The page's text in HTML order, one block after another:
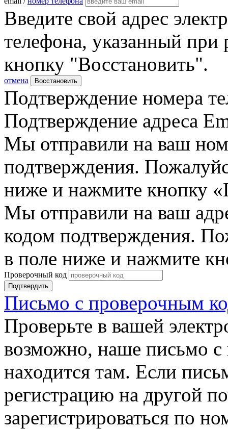
Введите свой адрес
телефона, указанный при
кнопку "Восстановить".
отмена Восстановить
Подтверждение номера
Подтверждение адреса
Мы отправили на ваш
подтверждения.
ниже и нажмите кнопку
Мы отправили на ваш
кодом подтверждения.
в поле ниже и нажмите
Проверочный код
Подтвердить
Письмо с проверочным
Проверьте в вашей
возможно, наше письмо с
находится там. Если
регистрацию на другой
зарегистрироваться по